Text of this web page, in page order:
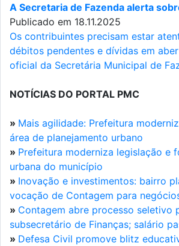
A Secretaria de Fazenda alerta
Publicado em 18.11.2025
Os contribuintes precisam estar
débitos pendentes e dívidas em
oficial da Secretária Municipal de
NOTÍCIAS DO PORTAL PMC
» Mais agilidade: Prefeitura
área de planejamento urbano
» Prefeitura moderniza legislação e
urbana do município
» Inovação e investimentos: bairro
vocação de Contagem para
» Contagem abre processo seletivo
subsecretário de Finanças; salário
» Defesa Civil promove blitz